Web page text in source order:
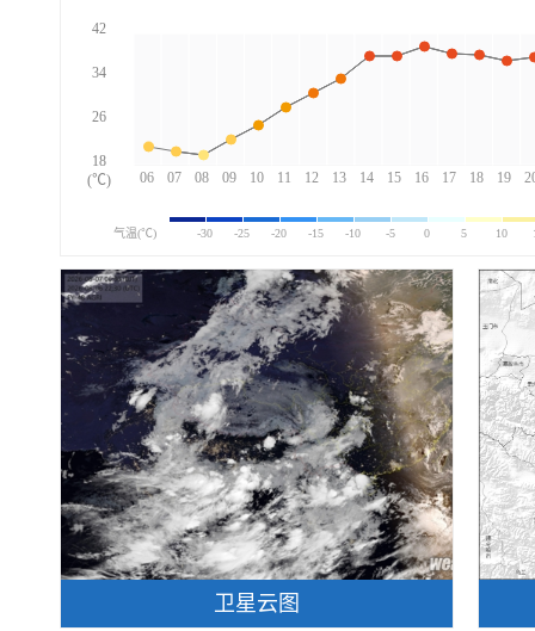
06 07 08 09 10 11 12 13 14 15 16 17 18 19
42
34
26
18
(℃)
气温(℃) -30 -25 -20 -15 -10 -5 0 5 10
卫星云图